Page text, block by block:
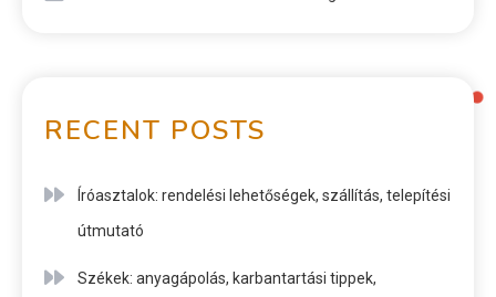
RECENT POSTS
Íróasztalok: rendelési lehetőségek, szállítás, telepítési
útmutató
Székek: anyagápolás, karbantartási tippek,